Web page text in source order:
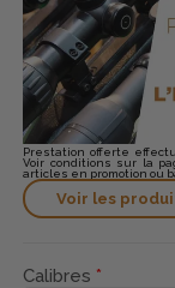
Prestation offerte
Voir conditions sur la
articles en promotion ou
Voir les
Calibres